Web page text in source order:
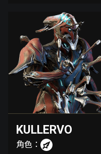
KULLERVO
角色：